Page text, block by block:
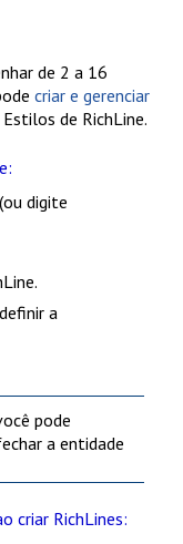
de 2 a 16
criar e gerenciar
de RichLine.
(ou digite
a
pode
a entidade
criar RichLines: